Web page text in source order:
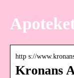
http s://
Kronans